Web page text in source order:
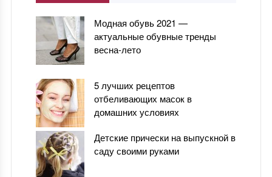
Модная обувь 2021 —
актуальные обувные тренды
весна-лето
5 лучших рецептов
отбеливающих масок в
домашних условиях
Детские прически на выпускной в
саду своими руками